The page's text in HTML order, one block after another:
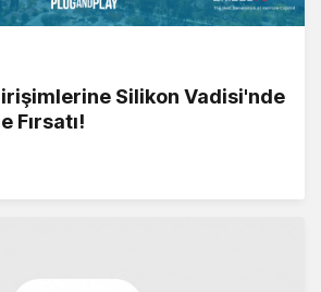
Silikon Vadisi'nde
Fırsatı!